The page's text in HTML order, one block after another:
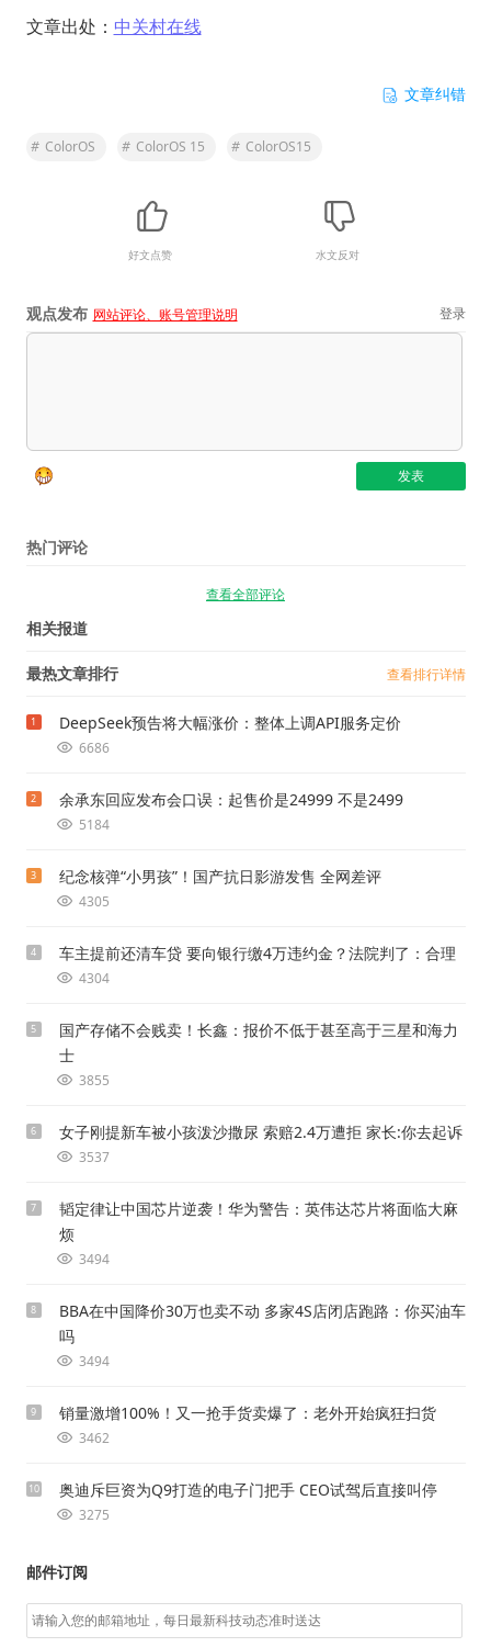
文章出处： 中关村在线
文章纠错
# ColorOS # ColorOS 15 # ColorOS15
好文点赞 水文反对
观点发布 网站评论、账号管理说明 登录
热门评论
查看全部评论
相关报道
最热文章排行 查看排行详情
1 DeepSeek预告将大幅涨价：整体上调API服务定价
6686
2 余承东回应发布会口误：起售价是24999 不是2499
5184
3 纪念核弹“小男孩”！国产抗日影游发售 全网差评
4305
4 车主提前还清车贷 要向银行缴4万违约金？法院判了：合理
4304
5
国产存储不会贱卖！长鑫：报价不低于甚至高于三星和海力
士
3855
6 女子刚提新车被小孩泼沙撒尿 索赔2.4万遭拒 家长:你去起诉
3537
7
韬定律让中国芯片逆袭！华为警告：英伟达芯片将面临大麻
烦
3494
8
BBA在中国降价30万也卖不动 多家4S店闭店跑路：你买油车
吗
3494
9 销量激增100%！又一抢手货卖爆了：老外开始疯狂扫货
3462
10 奥迪斥巨资为Q9打造的电子门把手 CEO试驾后直接叫停
3275
邮件订阅